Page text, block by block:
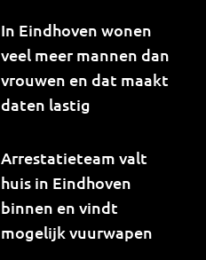
In Eindhoven wonen
veel meer mannen dan
vrouwen en dat maakt
daten lastig
Arrestatieteam valt
huis in Eindhoven
binnen en vindt
mogelijk vuurwapen